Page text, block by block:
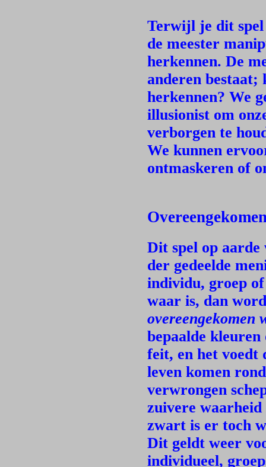
Terwijl je dit spel
de meester
herkennen. De
anderen bestaat;
herkennen? We
illusionist om
verborgen te
We kunnen
ontmaskeren of
Dit spel op aarde
der gedeelde
individu, groep
waar is, dan
bepaalde
feit, en het voedt
leven komen
verwrongen
zuivere
zwart is er toch
Dit geldt weer
individueel,